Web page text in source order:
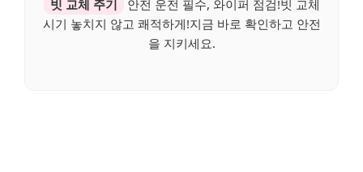
빗 교체 주기
안전 운전 필수, 와이퍼 점검!빗 교체
시기 놓치지 않고 쾌적하게!지금 바로 확인하고 안전
을 지키세요.